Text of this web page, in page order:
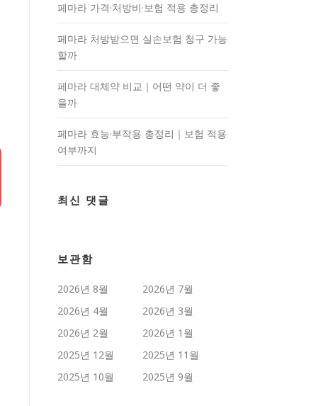
페마라 가격·처방비·보험 적용 총정리
페마라 처방받으면 실손보험 청구 가능
할까
페마라 대체약 비교｜어떤 약이 더 좋
을까
페마라 효능·부작용 총정리｜보험 적용
여부까지
최신 댓글
보관함
2026년 8월
2026년 7월
2026년 4월
2026년 3월
2026년 2월
2026년 1월
2025년 12월
2025년 11월
2025년 10월
2025년 9월